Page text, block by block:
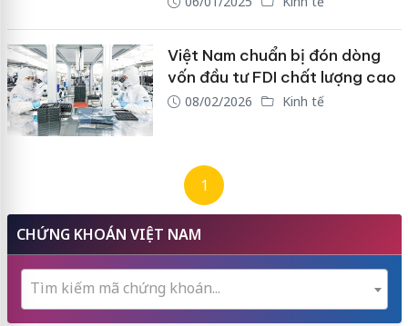
Việt Nam chuẩn bị đón dòng
vốn đầu tư FDI chất lượng cao
08/02/2026 Kinh tế
1
CHỨNG KHOÁN VIỆT NAM
Tìm kiếm mã chứng khoán...